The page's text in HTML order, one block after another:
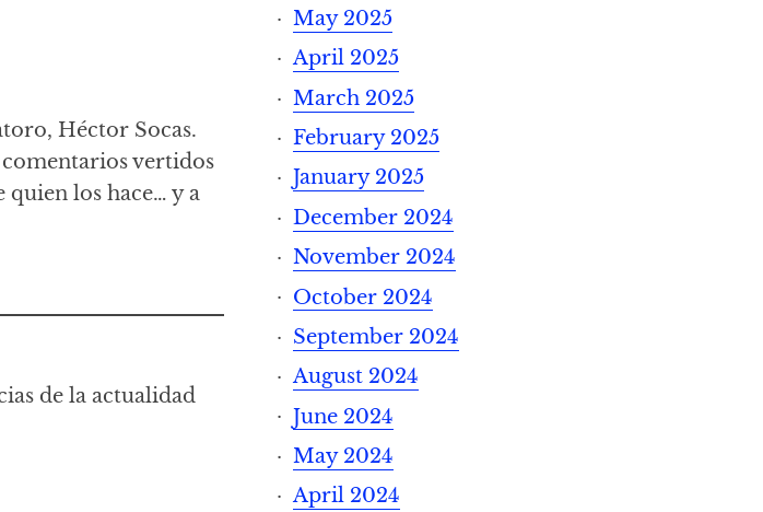
Héctor Socas.
vertidos
los hace… y a
de la actualidad
May 2025
April 2025
March 2025
February 2025
January 2025
December 2024
November 2024
October 2024
September 2024
August 2024
June 2024
May 2024
April 2024